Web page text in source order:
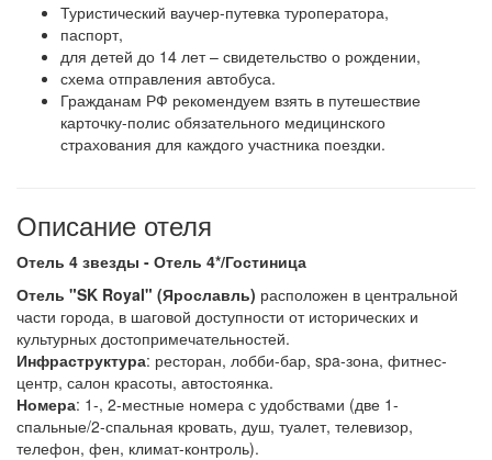
Туристический ваучер-путевка туроператора,
паспорт,
для детей до 14 лет – свидетельство о рождении,
схема отправления автобуса.
Гражданам РФ рекомендуем взять в путешествие
карточку-полис обязательного медицинского
страхования для каждого участника поездки.
Описание отеля
Отель 4 звезды - Отель 4*/Гостиница
Отель "SK Royal" (Ярославль) расположен в центральной
части города, в шаговой доступности от исторических и
культурных достопримечательностей.
Инфраструктура: ресторан, лобби-бар, spa-зона, фитнес-
центр, салон красоты, автостоянка.
Номера: 1-, 2-местные номера с удобствами (две 1-
спальные/2-спальная кровать, душ, туалет, телевизор,
телефон, фен, климат-контроль).